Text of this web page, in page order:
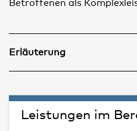
Betroffenen als
Erläuterung
Zugangsvoraussetzungen
Zugang für wen:
Leistungen im